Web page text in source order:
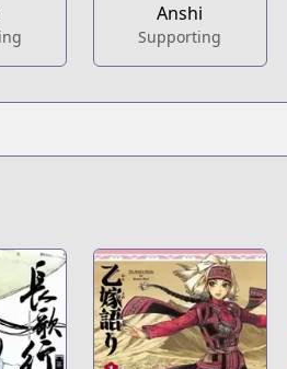
diaries
Anshi
Supporting